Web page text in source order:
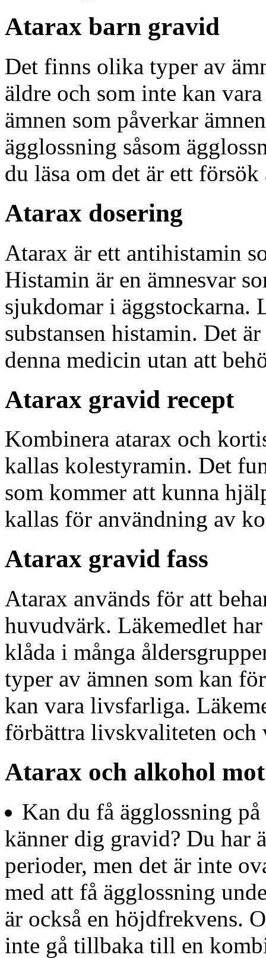
Atarax barn gravid
Det finns olika typer av
äldre och som inte kan
ämnen som påverkar
ägglossning såsom
du läsa om det är ett
Atarax dosering
Atarax är ett antihistamin
Histamin är en ämnesvar
sjukdomar i äggstockarna.
substansen histamin. Det
denna medicin utan att
Atarax gravid recept
Kombinera atarax och
kallas kolestyramin. Det
som kommer att kunna
kallas för användning av
Atarax gravid fass
Atarax används för att
huvudvärk. Läkemedlet
klåda i många
typer av ämnen som kan
kan vara livsfarliga.
förbättra livskvaliteten och
Atarax och alkohol
Kan du få ägglossning
känner dig gravid? Du har
perioder, men det är inte
med att få ägglossning
är också en höjdfrekvens.
inte gå tillbaka till en